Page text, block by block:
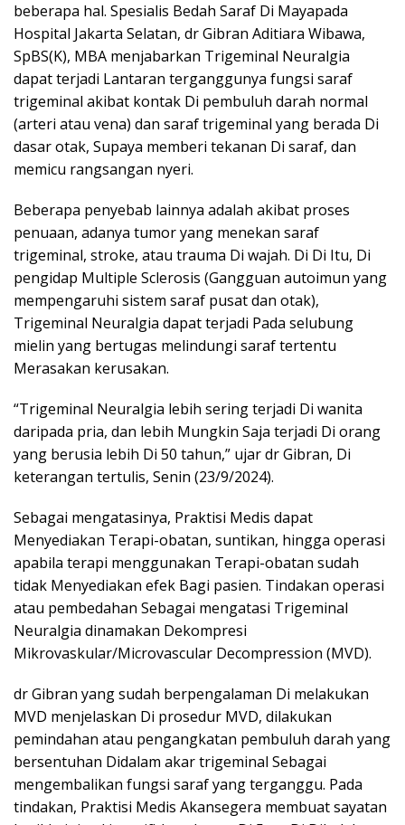
beberapa hal. Spesialis Bedah Saraf Di Mayapada
Hospital Jakarta Selatan, dr Gibran Aditiara Wibawa,
SpBS(K), MBA menjabarkan Trigeminal Neuralgia
dapat terjadi Lantaran terganggunya fungsi saraf
trigeminal akibat kontak Di pembuluh darah normal
(arteri atau vena) dan saraf trigeminal yang berada Di
dasar otak, Supaya memberi tekanan Di saraf, dan
memicu rangsangan nyeri.
Beberapa penyebab lainnya adalah akibat proses
penuaan, adanya tumor yang menekan saraf
trigeminal, stroke, atau trauma Di wajah. Di Di Itu, Di
pengidap Multiple Sclerosis (Gangguan autoimun yang
mempengaruhi sistem saraf pusat dan otak),
Trigeminal Neuralgia dapat terjadi Pada selubung
mielin yang bertugas melindungi saraf tertentu
Merasakan kerusakan.
“Trigeminal Neuralgia lebih sering terjadi Di wanita
daripada pria, dan lebih Mungkin Saja terjadi Di orang
yang berusia lebih Di 50 tahun,” ujar dr Gibran, Di
keterangan tertulis, Senin (23/9/2024).
Sebagai mengatasinya, Praktisi Medis dapat
Menyediakan Terapi-obatan, suntikan, hingga operasi
apabila terapi menggunakan Terapi-obatan sudah
tidak Menyediakan efek Bagi pasien. Tindakan operasi
atau pembedahan Sebagai mengatasi Trigeminal
Neuralgia dinamakan Dekompresi
Mikrovaskular/Microvascular Decompression (MVD).
dr Gibran yang sudah berpengalaman Di melakukan
MVD menjelaskan Di prosedur MVD, dilakukan
pemindahan atau pengangkatan pembuluh darah yang
bersentuhan Didalam akar trigeminal Sebagai
mengembalikan fungsi saraf yang terganggu. Pada
tindakan, Praktisi Medis Akansegera membuat sayatan